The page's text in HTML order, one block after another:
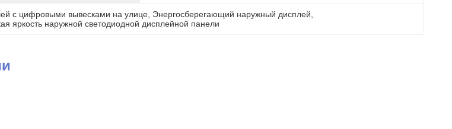
с цифровыми вывесками на улице Энергосберегающий наружный дисплей
яркость наружной светодиодной дисплейной панели